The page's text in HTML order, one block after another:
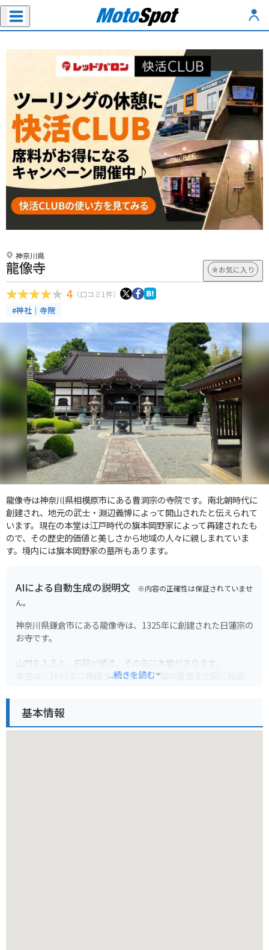
神奈川県
龍像寺 お気に入り
4 （口コミ1件）
#神社｜寺院
龍像寺は神奈川県相模原市にある曹洞宗の寺院です。南北朝時代に
創建され、地元の武士・淵辺義博によって開山されたと伝えられて
います。現在の本堂は江戸時代の旗本岡野家によって再建されたも
ので、その歴史的価値と美しさから地域の人々に親しまれていま
す。境内には旗本岡野家の墓所もあります。
AIによる自動生成の説明文 ※内容の正確性は保証されていませ
ん。
神奈川県鎌倉市にある龍像寺は、1325年に創建された日蓮宗の
お寺です。
山門を入ると、石段が続き、その先に本堂があります。
本堂は、1693年に再建されたもので、国の重要文化財に指定さ
境内には、樹齢700年以上と言われるカヤの巨木があり、鎌倉
市指定天然記念物となっています。
...続きを読む
基本情報